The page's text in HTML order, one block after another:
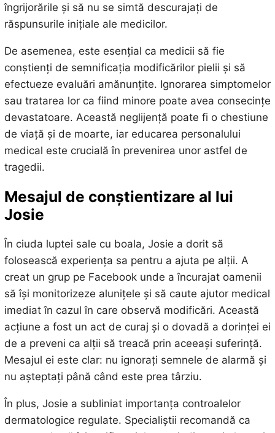
îngrijorările și să nu se simtă descurajați de
răspunsurile inițiale ale medicilor.
De asemenea, este esențial ca medicii să fie
conștienți de semnificația modificărilor pielii și să
efectueze evaluări amănunțite. Ignorarea simptomelor
sau tratarea lor ca fiind minore poate avea consecințe
devastatoare. Această neglijență poate fi o chestiune
de viață și de moarte, iar educarea personalului
medical este crucială în prevenirea unor astfel de
tragedii.
Mesajul de conștientizare al lui
Josie
În ciuda luptei sale cu boala, Josie a dorit să
folosească experiența sa pentru a ajuta pe alții. A
creat un grup pe Facebook unde a încurajat oamenii
să își monitorizeze alunițele și să caute ajutor medical
imediat în cazul în care observă modificări. Această
acțiune a fost un act de curaj și o dovadă a dorinței ei
de a preveni ca alții să treacă prin aceeași suferință.
Mesajul ei este clar: nu ignorați semnele de alarmă și
nu așteptați până când este prea târziu.
În plus, Josie a subliniat importanța controalelor
dermatologice regulate. Specialiștii recomandă ca